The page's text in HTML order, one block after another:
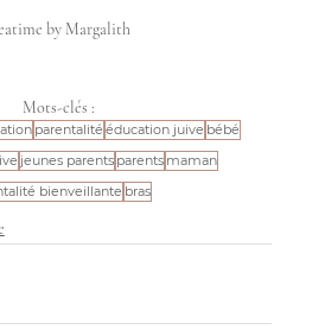
by Margalith
Mots-clés :
parentalité éducation juive bébé
jeunes parents parents maman
bienveillante bras